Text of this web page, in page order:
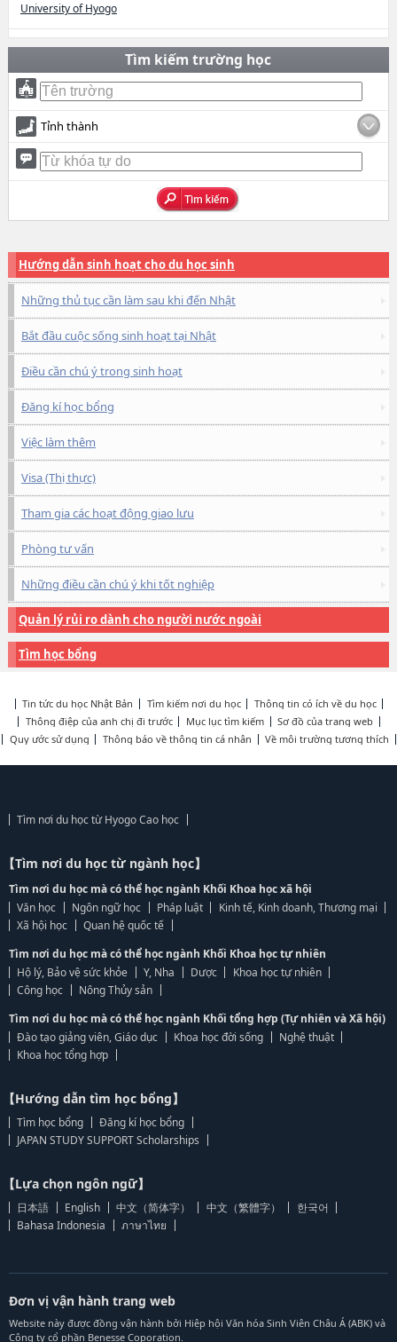
University of Hyogo
Tìm kiếm trường học
Tỉnh thành
Hướng dẫn sinh hoạt cho du học sinh
Những thủ tục cần làm sau khi đến Nhật
Bắt đầu cuộc sống sinh hoạt tại Nhật
Điều cần chú ý trong sinh hoạt
Đăng kí học bổng
Việc làm thêm
Visa (Thị thực)
Tham gia các hoạt động giao lưu
Phòng tư vấn
Những điều cần chú ý khi tốt nghiệp
Quản lý rủi ro dành cho người nước ngoài
Tìm học bổng
Tin tức du học Nhật Bản Tìm kiếm nơi du học
Thông tin có ích về du học
Thông điệp của anh chị đi trước
Mục lục tìm kiếm
Sơ đồ của trang web
Quy ước sử dụng
Thông báo về thông tin cá nhân Về môi trường tương thích
Tìm nơi du học từ Hyogo Cao học
【Tìm nơi du học từ ngành học】
Tìm nơi du học mà có thể học ngành Khối Khoa học xã hội
Văn học
Ngôn ngữ học Pháp luật
Kinh tế, Kinh doanh, Thương mại
Xã hội học
Quan hệ quốc tế
Tìm nơi du học mà có thể học ngành Khối Khoa học tự nhiên
Hộ lý, Bảo vệ sức khỏe
Y, Nha Dược
Khoa học tự nhiên
Công học
Nông Thủy sản
Tìm nơi du học mà có thể học ngành Khối tổng hợp (Tự nhiên và Xã hội)
Đào tạo giảng viên, Giáo dục
Khoa học đời sống
Nghệ thuật
Khoa học tổng hợp
【Hướng dẫn tìm học bổng】
Tìm học bổng
Đăng kí học bổng
JAPAN STUDY SUPPORT Scholarships
【Lựa chọn ngôn ngữ】
日本語 English 中文（简体字） 中文（繁體字）
한국어
Bahasa Indonesia
ภาษาไทย
Đơn vị vận hành trang web
Website này được đồng vận hành bởi Hiệp hội Văn hóa Sinh Viên Châu Á (ABK) và
Công ty cổ phần Benesse Coporation.